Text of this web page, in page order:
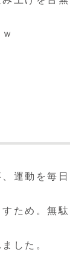
運動を毎日
ため。無
した。